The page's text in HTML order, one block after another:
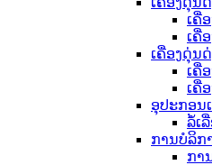
ເຄື່
ເຄື່
ເຄື່ອງດຸ່ນ
ເຄື່
ເຄື່
ອຸປະກອນ
ລໍ້ເ
ການບໍລິກ
ກາ